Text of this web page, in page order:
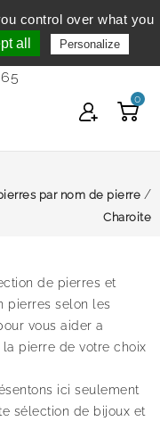
de 9h à 12h et
0
par nom de pierre
Charoite
de pierres et
pierres selon les
vous aider a
la pierre de votre choix
ici seulement
sélection de bijoux et
control over what you
all Personalize